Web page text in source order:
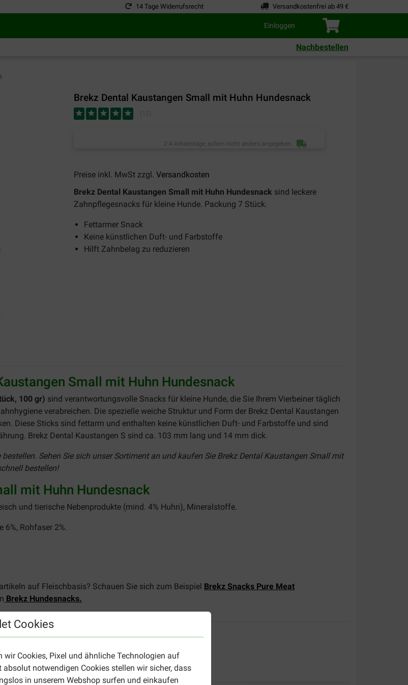
14 Tage Widerrufsrecht Versandkostenfrei ab 49 €
Einloggen
Nachbestellen
Cookies
wir Cookies, Pixel und ähnliche Technologien auf
absolut notwendigen Cookies stellen wir sicher, dass
in unserem Webshop surfen und einkaufen
Brekz Dental Kaustangen Small mit Huhn Hundesnack
2-4 Arbeitstage, sofern nicht anders angegeben
Preise inkl. MwSt zzgl. Versandkosten
Brekz Dental Kaustangen Small mit Huhn Hundesnack sind leckere
Zahnpflegesnacks für kleine Hunde. Packung 7 Stück.
Fettarmer Snack
Keine künstlichen Duft- und Farbstoffe
Hilft Zahnbelag zu reduzieren
Small mit Huhn Hundesnack
100 gr) sind verantwortungsvolle Snacks für kleine Hunde, die Sie Ihrem Vierbeiner täglich
verabreichen. Die spezielle weiche Struktur und Form der Brekz Dental Kaustangen
Diese Sticks sind fettarm und enthalten keine künstlichen Duft- und Farbstoffe und sind
Brekz Dental Kaustangen S sind ca. 103 mm lang und 14 mm dick.
Sehen Sie sich unser Sortiment an und kaufen Sie Brekz Dental Kaustangen Small mit
bestellen!
mit Huhn Hundesnack
und tierische Nebenprodukte (mind. 4% Huhn), Mineralstoffe.
6%, Rohfaser 2%.
auf Fleischbasis? Schauen Sie sich zum Beispiel Brekz Snacks Pure Meat
Brekz Hundesnacks.